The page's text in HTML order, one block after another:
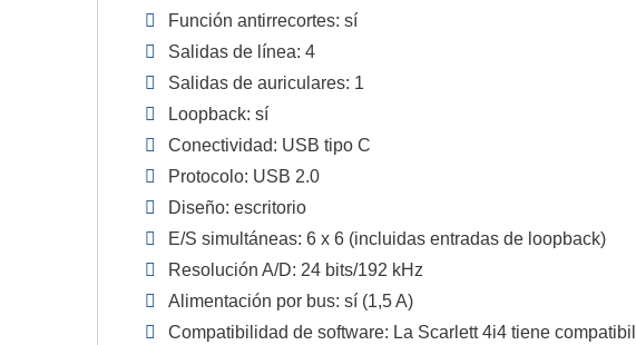
Función antirrecortes: sí
Salidas de línea: 4
Salidas de auriculares: 1
Loopback: sí
Conectividad: USB tipo C
Protocolo: USB 2.0
Diseño: escritorio
E/S simultáneas: 6 x 6 (incluidas entradas de loopback)
Resolución A/D: 24 bits/192 kHz
Alimentación por bus: sí (1,5 A)
Compatibilidad de software: La Scarlett 4i4 tiene